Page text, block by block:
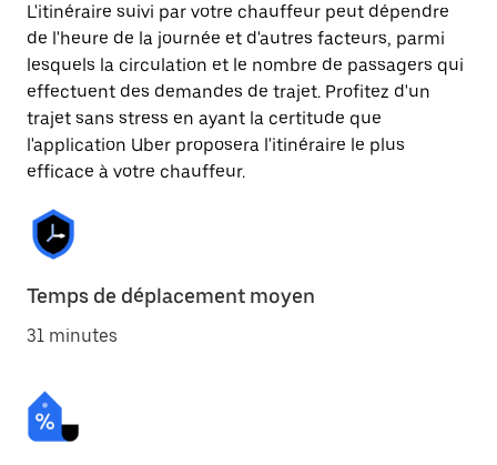
L'itinéraire suivi par votre chauffeur peut dépendre
de l'heure de la journée et d'autres facteurs, parmi
lesquels la circulation et le nombre de passagers qui
effectuent des demandes de trajet. Profitez d'un
trajet sans stress en ayant la certitude que
l'application Uber proposera l'itinéraire le plus
efficace à votre chauffeur.
Temps de déplacement moyen
31 minutes